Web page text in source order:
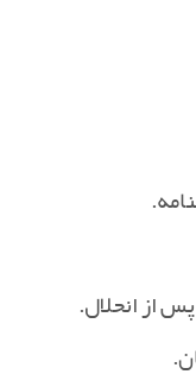
از انحلال‌.